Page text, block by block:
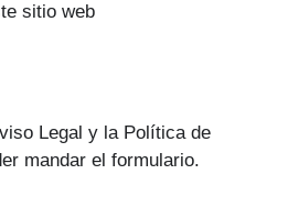
sitio web
Legal y la Política de
mandar el formulario.